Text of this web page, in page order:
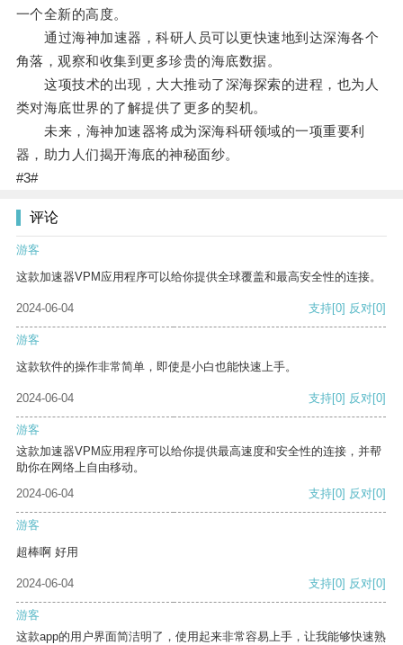
一个全新的高度。
通过海神加速器，科研人员可以更快速地到达深海各个
角落，观察和收集到更多珍贵的海底数据。
这项技术的出现，大大推动了深海探索的进程，也为人
类对海底世界的了解提供了更多的契机。
未来，海神加速器将成为深海科研领域的一项重要利
器，助力人们揭开海底的神秘面纱。
#3#
评论
游客
这款加速器VPM应用程序可以给你提供全球覆盖和最高安全性的连接。
2024-06-04 支持[0] 反对[0]
游客
这款软件的操作非常简单，即使是小白也能快速上手。
2024-06-04 支持[0] 反对[0]
游客
这款加速器VPM应用程序可以给你提供最高速度和安全性的连接，并帮
助你在网络上自由移动。
2024-06-04
支持[0] 反对[0]
游客
超棒啊 好用
2024-06-04 支持[0] 反对[0]
游客
这款app的用户界面简洁明了，使用起来非常容易上手，让我能够快速熟